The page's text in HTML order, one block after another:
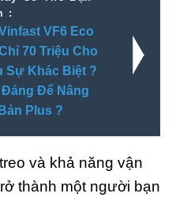
:
VF6 Eco
70 Triệu Cho
Sự Khác Biệt ?
Để Nâng
Plus ?
và khả năng vận
thành một người bạn